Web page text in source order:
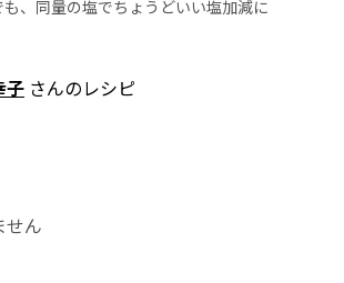
、同量の塩でちょうどいい塩加減に
子 さんのレシピ
せん